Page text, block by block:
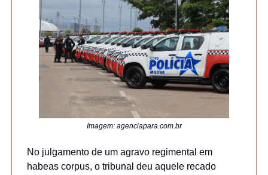
Imagem: agenciapara.com.br
No julgamento de um agravo regimental em
habeas corpus, o tribunal deu aquele recado